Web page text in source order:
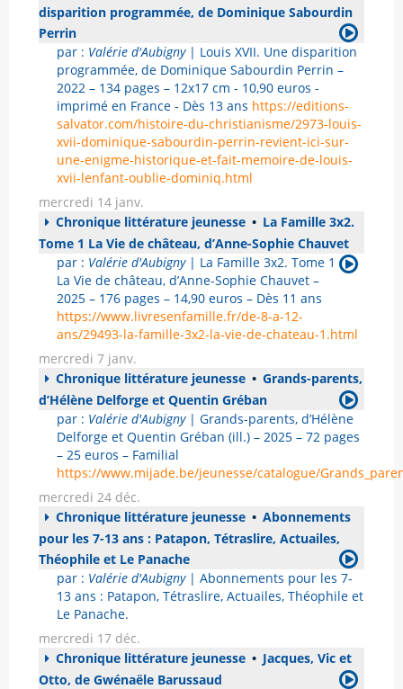
disparition programmée, de Dominique Sabourdin
Perrin
par : Valérie d'Aubigny| Louis XVII. Une disparition
programmée, de Dominique Sabourdin Perrin –
2022 – 134 pages – 12x17 cm - 10,90 euros -
imprimé en France - Dès 13 ans https://editions-
salvator.com/histoire-du-christianisme/2973-louis-
xvii-dominique-sabourdin-perrin-revient-ici-sur-
une-enigme-historique-et-fait-memoire-de-louis-
xvii-lenfant-oublie-dominiq.html
mercredi 14 janv.
Chronique littérature jeunesse • La Famille 3x2.
Tome 1 La Vie de château, d’Anne-Sophie Chauvet
par : Valérie d'Aubigny| La Famille 3x2. Tome 1
La Vie de château, d’Anne-Sophie Chauvet –
2025 – 176 pages – 14,90 euros – Dès 11 ans
https://www.livresenfamille.fr/de-8-a-12-
ans/29493-la-famille-3x2-la-vie-de-chateau-1.html
mercredi 7 janv.
Chronique littérature jeunesse • Grands-parents,
d’Hélène Delforge et Quentin Gréban
par : Valérie d'Aubigny| Grands-parents, d’Hélène
Delforge et Quentin Gréban (ill.) – 2025 – 72 pages
– 25 euros – Familial
https://www.mijade.be/jeunesse/catalogue/
mercredi 24 déc.
Chronique littérature jeunesse • Abonnements
pour les 7-13 ans : Patapon, Tétraslire, Actuailes,
Théophile et Le Panache
par : Valérie d'Aubigny| Abonnements pour les 7-
13 ans : Patapon, Tétraslire, Actuailes, Théophile et
Le Panache.
mercredi 17 déc.
Chronique littérature jeunesse • Jacques, Vic et
Otto, de Gwénaële Barussaud